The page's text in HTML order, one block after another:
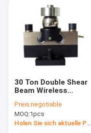
Produkte
Über uns
Fabrik-Ausflug
Fordern Sie ein Zitat
30 Ton Double Shear
Beam Wireless
Preis:negotiable
MOQ:1pcs
Holen Sie sich aktuelle Preis